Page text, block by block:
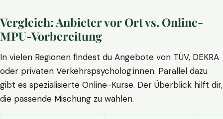
Vergleich: Anbieter vor Ort vs. Online-
MPU-Vorbereitung
In vielen Regionen findest du Angebote von TÜV, DEKRA
oder privaten Verkehrspsycholog:innen. Parallel dazu
gibt es spezialisierte Online-Kurse. Der Überblick hilft dir,
die passende Mischung zu wählen.